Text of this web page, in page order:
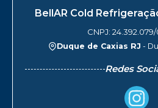
BellAR Cold
CNPJ: 24.392.079/
Duque de Caxias RJ -
Redes